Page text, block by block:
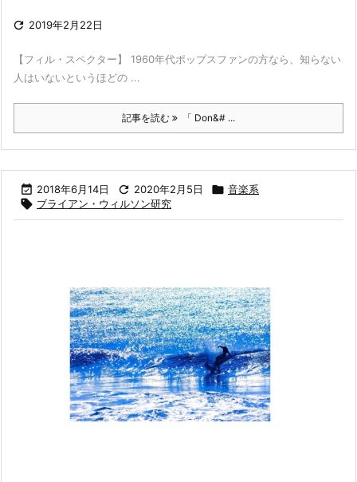
 2019年2月22日
【フィル・スペクター】 1960年代ポップスファンの方なら、知らない
人はいないというほどの ...
記事を読む 「 Don&# ...
 2018年6月14日  2020年2月5日  音楽系
 ブライアン・ウィルソン研究